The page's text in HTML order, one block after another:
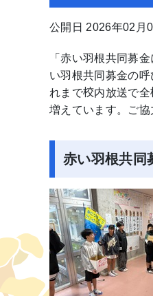
公開日 2026年02月
「赤い羽根共同募
い羽根共同募金の
れまで校内放送で
増えています。ご協
赤い羽根共同